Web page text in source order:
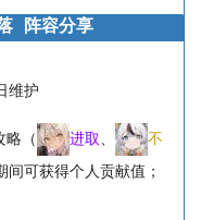
阵容分享
维护
略（
进取
不
可获得个人贡献值；